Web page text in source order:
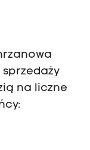
sprzedaży
na liczne